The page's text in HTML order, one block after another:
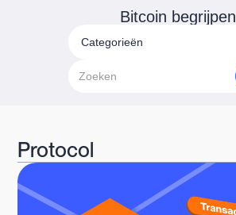
Bitcoin begrijpen
Categorieën
Protocol